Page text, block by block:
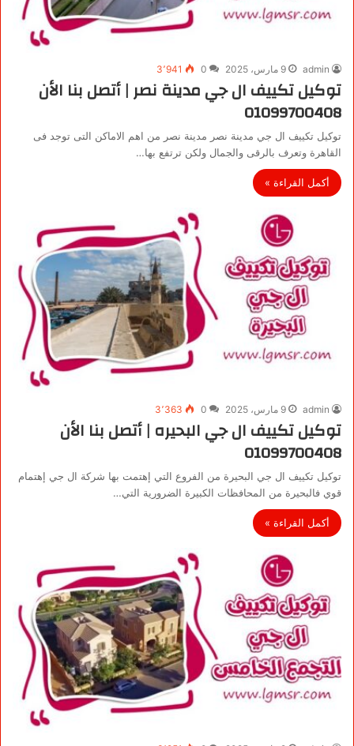
admin 9 مارس، 2025 0 3٬941
توكيل تكييف ال جي مدينة نصر | أتصل بنا الأن
01099700408
توكيل تكييف ال جي مدينة نصر مدينة نصر من اهم الاماكن التى توجد فى
القاهرة وتعرف بالرقى والجمال ولكن ترتفع بها…
أكمل القراءة »
admin 9 مارس، 2025 0 3٬363
توكيل تكييف ال جي البحيره | أتصل بنا الأن
01099700408
توكيل تكييف ال جي البحيرة من الفروع التي إهتمت بها شركة ال جي إهتمام
قوي فالبحيرة من المحافظات الكبيرة الضرورية التي…
أكمل القراءة »